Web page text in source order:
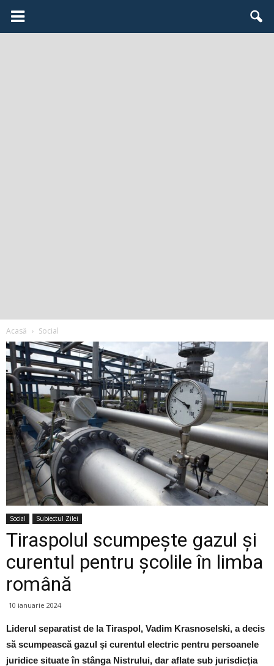
Acasă Social
Social Subiectul Zilei
Tiraspolul scumpeşte gazul şi
curentul pentru şcolile în limba
română
10 ianuarie 2024
Liderul separatist de la Tiraspol, Vadim Krasnoselski, a decis
să scumpească gazul şi curentul electric pentru persoanele
juridice situate în stânga Nistrului, dar aflate sub jurisdicţia